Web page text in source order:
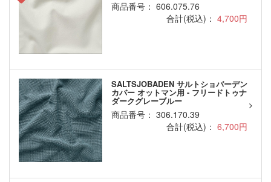
商品番号： 606.075.76
合計(税込)： 4,700円
SALTSJOBADEN サルトショバーデン
カバー オットマン用 - フリードトゥナ
ダークグレーブルー
商品番号： 306.170.39
合計(税込)： 6,700円